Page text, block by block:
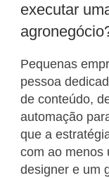
executar
Pequenas
pessoa
de conteúdo,
automação
que a
com ao menos
designer e um